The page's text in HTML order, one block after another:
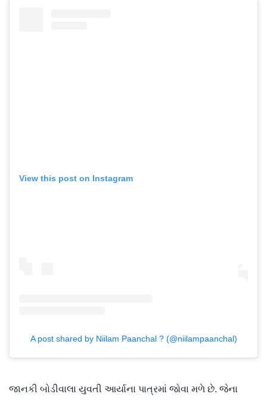
View this post on Instagram
A post shared by Niilam Paanchal ? (@niilampaanchal)
જાનકી બોડીવાલા યુવતી આર્યાના પાત્રમાં જોવા મળે છે. જેના